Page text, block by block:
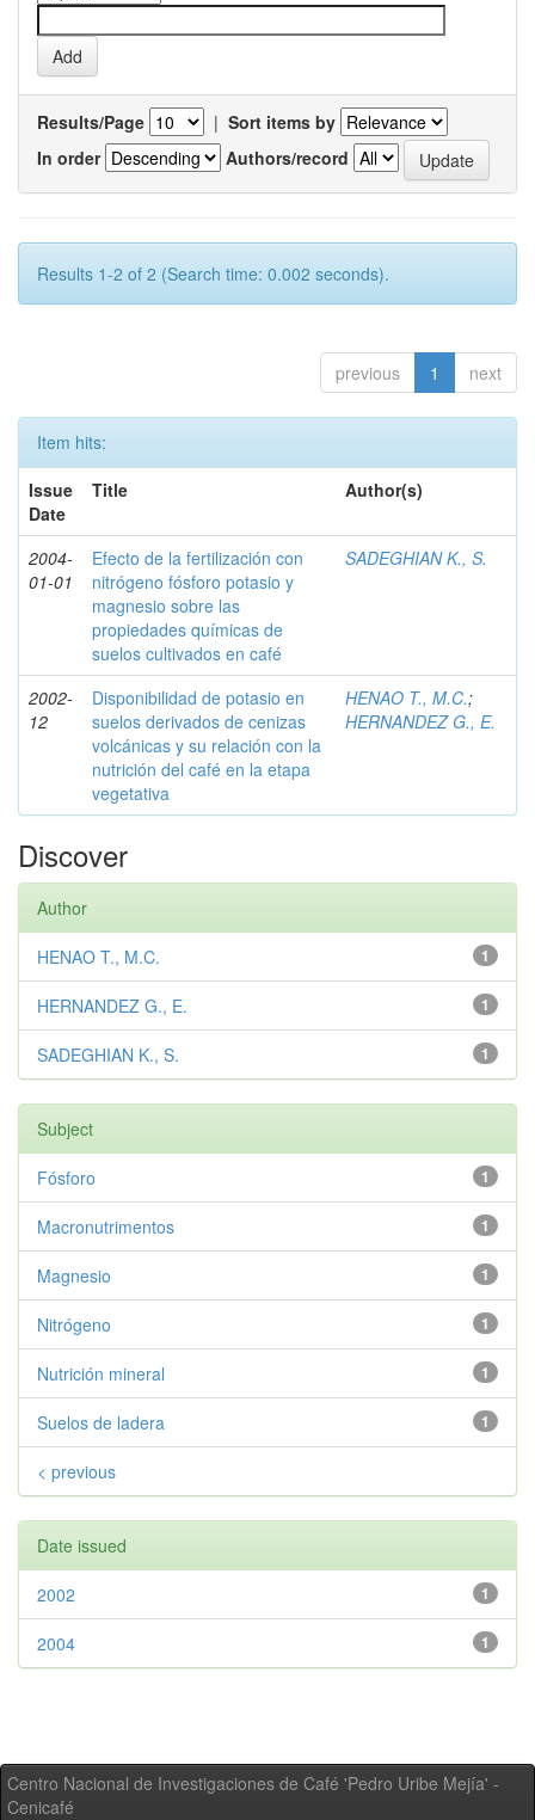
Results/Page | Sort items by
In order
Authors/record
Results 1-2 of 2 (Search time: 0.002 seconds).
previous 1 next
Item hits:
Issue
Date
Title Author(s)
2004-
01-01
Efecto de la fertilización con
nitrógeno fósforo potasio y
magnesio sobre las
propiedades químicas de
suelos cultivados en café
SADEGHIAN K., S.
2002-
12
Disponibilidad de potasio en
suelos derivados de cenizas
volcánicas y su relación con la
nutrición del café en la etapa
vegetativa
HENAO T., M.C.;
HERNANDEZ G., E.
Discover
Author
1
HENAO T., M.C.
1
HERNANDEZ G., E.
1
SADEGHIAN K., S.
Subject
1
Fósforo
1
Macronutrimentos
1
Magnesio
1
Nitrógeno
1
Nutrición mineral
1
Suelos de ladera
< previous
Date issued
1
2002
1
2004
Centro Nacional de Investigaciones de Café 'Pedro Uribe Mejía' -
Cenicafé